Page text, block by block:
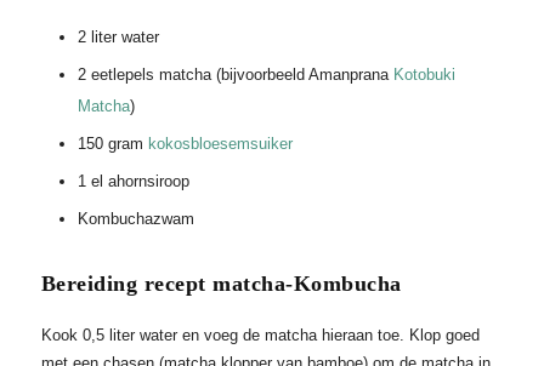
2 liter water
2 eetlepels matcha (bijvoorbeeld Amanprana Kotobuki
Matcha)
150 gram kokosbloesemsuiker
1 el ahornsiroop
Kombuchazwam
Bereiding recept matcha-Kombucha
Kook 0,5 liter water en voeg de matcha hieraan toe. Klop goed